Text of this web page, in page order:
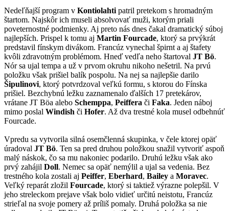
Nedeľňajší program v Kontiolahti patril pretekom s hromadným
štartom. Najskôr ich museli absolvovať muži, ktorým priali
poveternostné podmienky. Aj preto nás dnes čakal dramatický súboj
najlepších. Prispel k tomu aj Martin Fourcade, ktorý sa prvýkrát
predstavil fínskym divákom. Francúz vynechal špirnt a aj štafety
kvôli zdravotným problémom. Hneď vedľa neho štartoval JT Bö.
Nór sa ujal tempa a už v prvom okruhu nikoho nešetril. Na prvú
položku však prišiel balík pospolu. Na nej sa najlepšie darilo
Šipulinovi, ktorý potvrdzoval veľkú formu, s ktorou do Fínska
prišiel. Bezchybnú ležku zaznamenalo ďalších 17 pretekárov,
vrátane JT Böa alebo Schemppa, Peiffera či Faka. Jeden náboj
mimo poslal Windish či Hofer. Až dva trestné kola musel odbehnúť
Fourcade.
Vpredu sa vytvorila silná osemčlenná skupinka, v čele ktorej opäť
úradoval JT Bö. Ten sa pred druhou položkou snažil vytvoriť aspoň
malý náskok, čo sa mu nakoniec podarilo. Druhú ležku však ako
prvý zahájil Doll. Nemec sa opäť nemýlil a ujal sa vedenia. Bez
trestného kola zostali aj Peiffer, Eberhard, Bailey a Moravec.
Veľký reparát zložil Fourcade, ktorý si taktiež výrazne polepšil. V
jeho streleckom prejave však bolo vidieť určitú neistotu, Francúz
strieľal na svoje pomery až príliš pomaly. Druhá položka sa nie